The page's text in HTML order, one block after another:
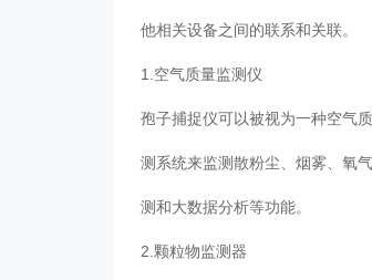
他相关设备之间的联系和关联。
1.空气质量监测仪
孢子捕捉仪可以被视为一种空气
测系统来监测散粉尘、烟雾、氧
测和大数据分析等功能。
2.颗粒物监测器